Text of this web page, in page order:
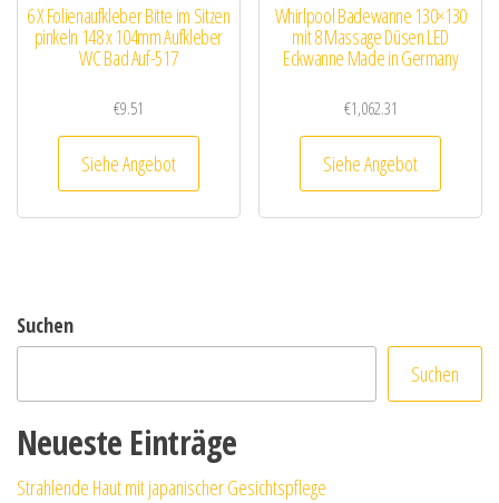
6 X Folienaufkleber Bitte im Sitzen
pinkeln 148 x 104mm Aufkleber
WC Bad Auf-517
€9.51
Siehe Angebot
Whirlpool Badewanne 130×130
mit 8 Massage Düsen LED
Eckwanne Made in Germany
€1,062.31
Siehe Angebot
Suchen
Suchen
Neueste Einträge
Strahlende Haut mit japanischer Gesichtspflege